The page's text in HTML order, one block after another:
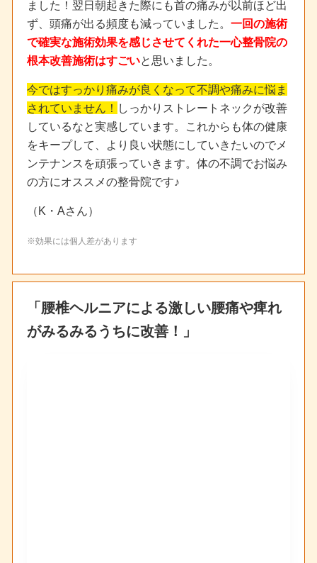
ました！翌日朝起きた際にも首の痛みが以前ほど出
ず、頭痛が出る頻度も減っていました。 一回の施術
で確実な施術効果を感じさせてくれた一心整骨院の
根本改善施術はすごいと思いました。
今ではすっかり痛みが良くなって不調や痛みに悩ま
されていません！ しっかりストレートネックが改善
しているなと実感しています。これからも体の健康
をキープして、より良い状態にしていきたいのでメ
ンテナンスを頑張っていきます。体の不調でお悩み
の方にオススメの整骨院です♪
（K・Aさん）
※効果には個人差があります
「腰椎ヘルニアによる激しい腰痛や痺れ
がみるみるうちに改善！」